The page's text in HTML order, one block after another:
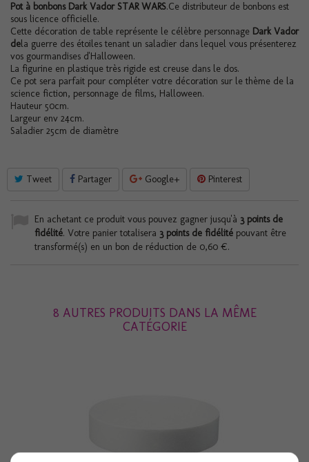
Pot à bonbons Dark Vador STAR WARS.Ce distributeur de bonbons est
sous licence officielle.
Cette décoration de table représente le célèbre personnage Dark Vador
dela guerre des étoiles tenant un saladier dans lequel vous présenterez
vos gourmandises d'Halloween.
La figurine en plastique très rigide est creuse dans le dos.
Ce pot sera parfait pour compléter votre décoration sur le thème de la
science fiction, personnage de films, Halloween.
Hauteur 50cm.
Largeur env 24cm.
Saladier 25cm de diamètre
Tweet Partager Google+ Pinterest
En achetant ce produit vous pouvez gagner jusqu'à 3points de
fidélité. Votre panier totalisera 3points de fidélité pouvant être
transformé(s) en un bon de réduction de 0,60 €.
8 AUTRES PRODUITS DANS LA MÊME
CATÉGORIE